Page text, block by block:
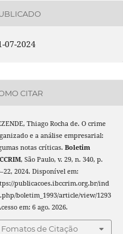
07-2024
CITAR
Thiago Rocha de. O crime
e a análise empresarial:
notas críticas.Boletim
, São Paulo, v. 29, n. 340, p.
2024. Disponível em:
publicacoes.ibccrim.org.br/ind
boletim_1993/article/view/1293
em: 6 ago. 2026.
Fomatos de Citação